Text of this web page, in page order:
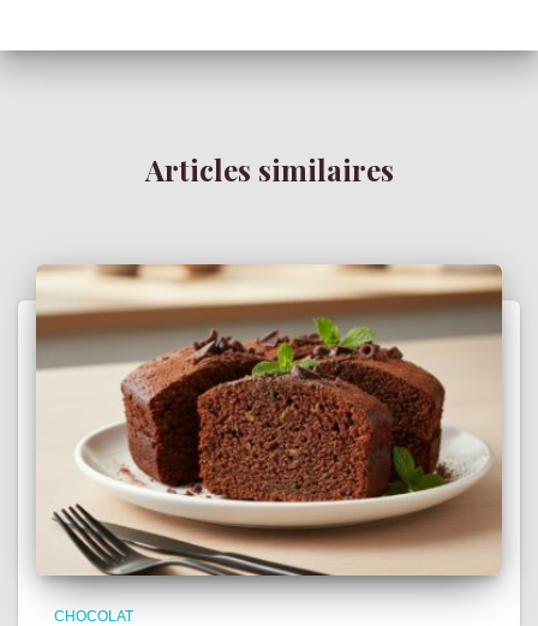
Articles similaires
CHOCOLAT